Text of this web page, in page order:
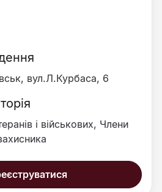
вул.Л.Курбаса, 6
і військових, Члени